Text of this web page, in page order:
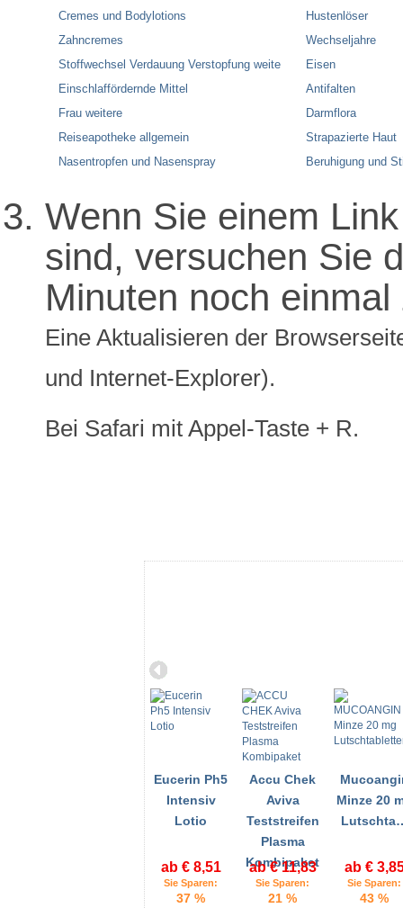
Cremes und Bodylotions
Zahncremes
Stoffwechsel Verdauung Verstopfung weite
Einschlaffördernde Mittel
Frau weitere
Reiseapotheke allgemein
Nasentropfen und Nasenspray
Hustenlöser
Wechseljahre
Eisen
Antifalten
Darmflora
Strapazierte Haut
Beruhigung und
Wenn Sie einem
sind, versuchen Sie
Minuten noch
Eine Aktualisieren der
und Internet-Explorer).
Bei Safari mit Appel-Taste + R.
Eucerin Ph5
Intensiv
Lotio
ab € 8,51
Sie Sparen:
37 %
Accu Chek
Aviva
Teststreifen
Plasma
Kombipaket
ab € 11,83
Sie Sparen:
21 %
Minze 20
ab €
Sie Sparen:
43 %